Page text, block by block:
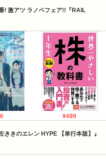
! 激アツ ラノベフェア!!『RAIL
¥499
きのエレン HYPE 【単行本版】』